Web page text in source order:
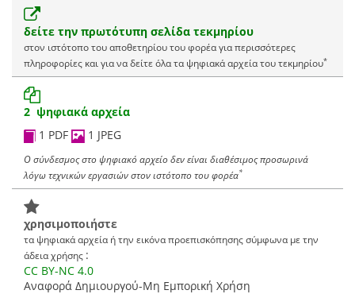
δείτε την πρωτότυπη σελίδα τεκμηρίου
στον ιστότοπο του αποθετηρίου του φορέα για περισσότερες
πληροφορίες και για να δείτε όλα τα ψηφιακά αρχεία του τεκμηρίου*
2 ψηφιακά αρχεία
1 PDF
1 JPEG
Ο σύνδεσμος στο ψηφιακό αρχείο δεν είναι διαθέσιμος προσωρινά
λόγω τεχνικών εργασιών στον ιστότοπο του φορέα*
χρησιμοποιήστε
τα ψηφιακά αρχεία ή την εικόνα προεπισκόπησης σύμφωνα με την
άδεια χρήσης :
CC BY-NC 4.0
Αναφορά Δημιουργού-Μη Εμπορική Χρήση